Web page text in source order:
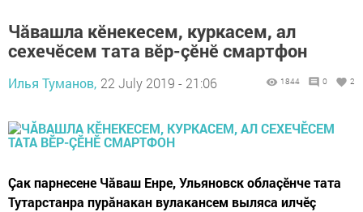
Чăвашла кӗнекесем, куркасем, ал
сехечӗсем тата вӗр-çӗнӗ смартфон
Илья Туманов, 22 July 2019 - 21:06 1844 0 2
Çак парнесене Чăваш Енре, Ульяновск облаçӗнче тата
Тутарстанра пурăнакан вулакансем выляса илчӗç